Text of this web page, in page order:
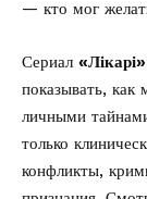
— кто мог
Сериал
показывать, как
личными
только
конфликты,